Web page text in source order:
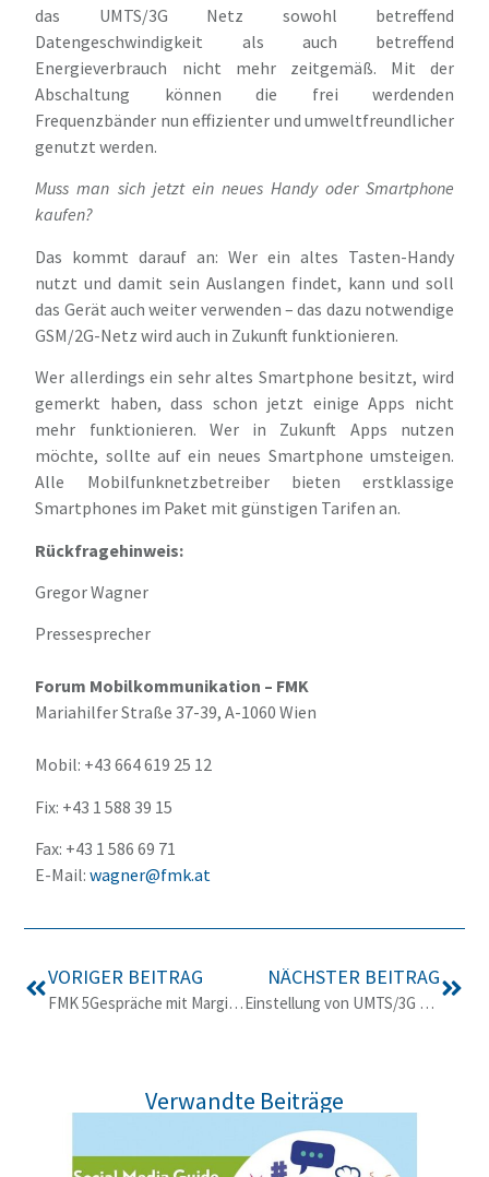
das UMTS/3G Netz sowohl betreffend
Datengeschwindigkeit als auch betreffend
Energieverbrauch nicht mehr zeitgemäß. Mit der
Abschaltung können die frei werdenden
Frequenzbänder nun effizienter und umweltfreundlicher
genutzt werden.
Muss man sich jetzt ein neues Handy oder Smartphone
kaufen?
Das kommt darauf an: Wer ein altes Tasten-Handy
nutzt und damit sein Auslangen findet, kann und soll
das Gerät auch weiter verwenden – das dazu notwendige
GSM/2G-Netz wird auch in Zukunft funktionieren.
Wer allerdings ein sehr altes Smartphone besitzt, wird
gemerkt haben, dass schon jetzt einige Apps nicht
mehr funktionieren. Wer in Zukunft Apps nutzen
möchte, sollte auf ein neues Smartphone umsteigen.
Alle Mobilfunknetzbetreiber bieten erstklassige
Smartphones im Paket mit günstigen Tarifen an.
Rückfragehinweis:
Gregor Wagner
Pressesprecher
Forum Mobilkommunikation – FMK
Mariahilfer Straße 37-39, A-1060 Wien
Mobil: +43 664 619 25 12
Fix: +43 1 588 39 15
Fax: +43 1 586 69 71
E-Mail:wagner@fmk.at
VORIGER BEITRAG
FMK 5Gespräche mit Margit Kropik: 6G steht in den Startlöchern
NÄCHSTER BEITRAG
Einstellung von UMTS/3G – Antworten auf die häufigsten Fragen
Verwandte Beiträge